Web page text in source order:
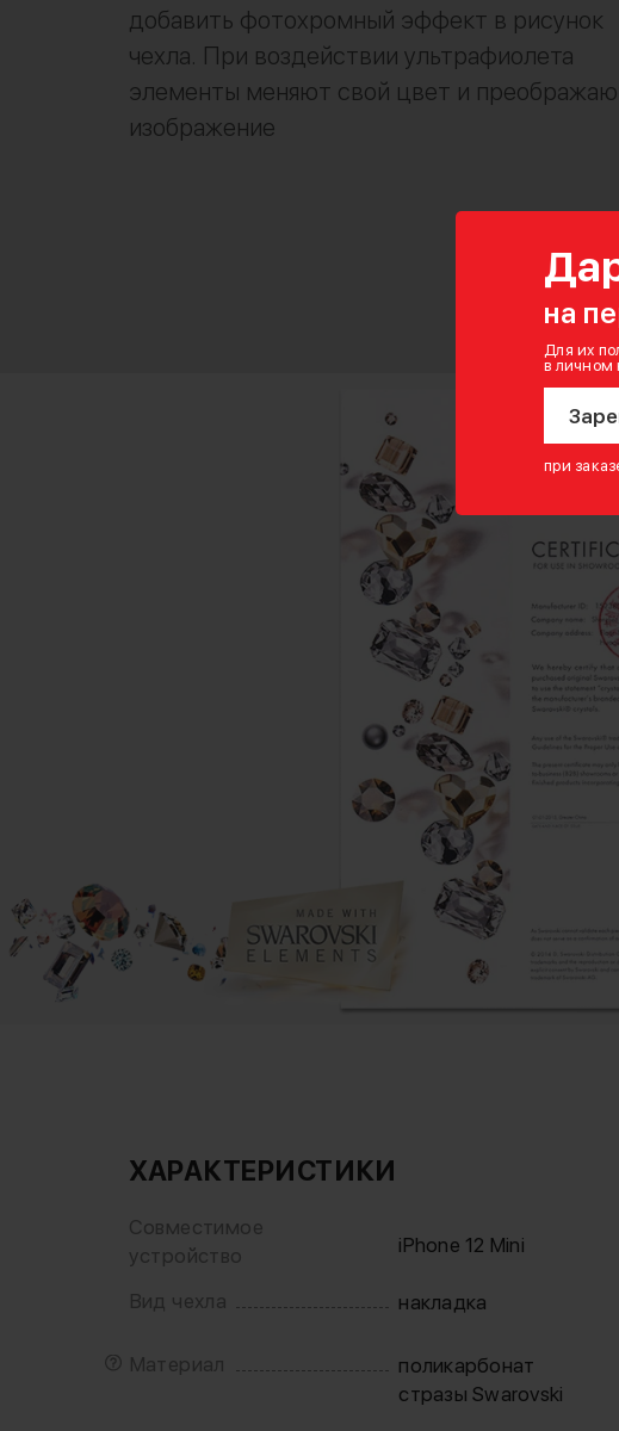
на
Для их
в личном
при
добавить фотохромный эффект в рисунок
чехла. При воздействии ультрафиолета
элементы меняют свой цвет и
изображение
ХАРАКТЕРИСТИКИ
Совместимое
устройство
iPhone 12 Mini
Вид чехла накладка
Материал
поликарбонат
стразы Swarovski